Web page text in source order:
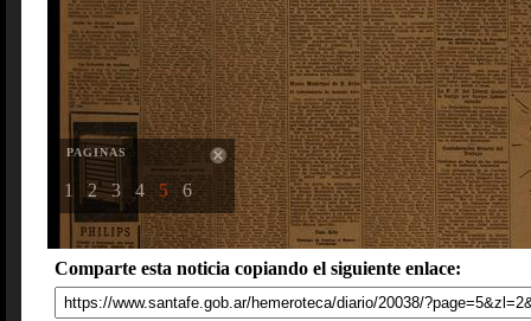
PAGINAS
1 2 3 4 5 6
Comparte esta noticia copiando el siguiente enlace: